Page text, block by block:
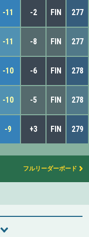
-11 -2 FIN 277
-11 -8 FIN 277
-10 -6 FIN 278
-10 -5 FIN 278
-9 +3 FIN 279
フルリーダーボード